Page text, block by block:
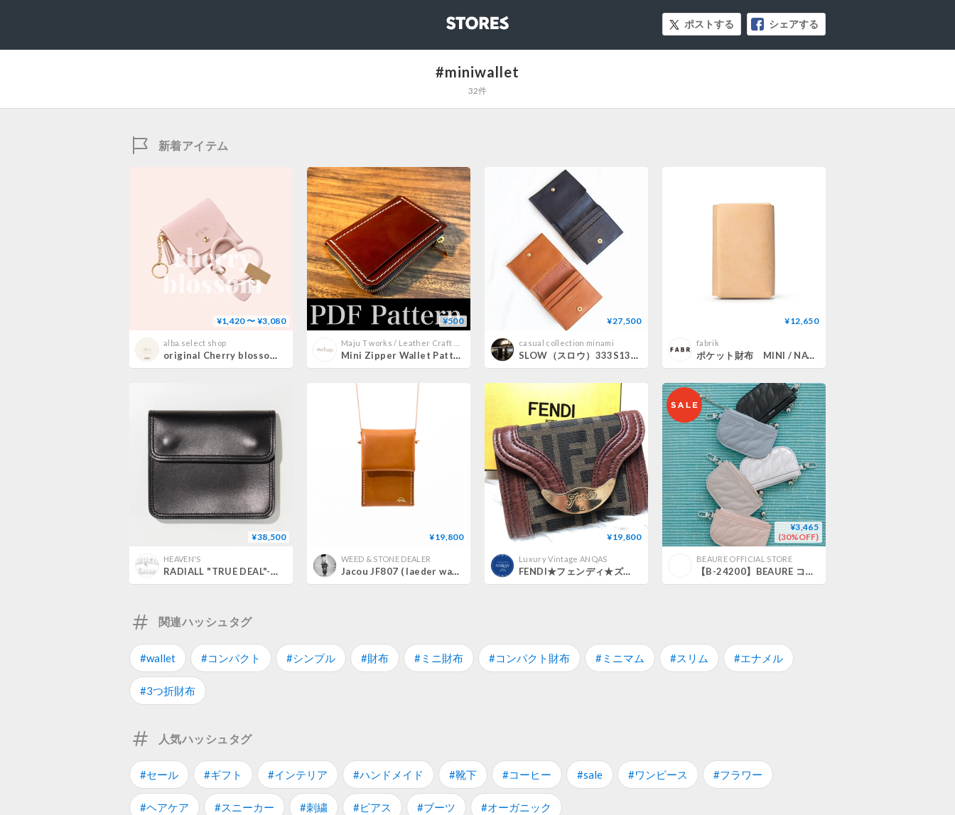
STORES ポストする シェアする
#miniwallet
32件
新着アイテム
¥1,420 〜 ¥3,080
alba.select shop
original Cherry blossom series【即納】
¥500
Mini Zipper Wallet Pattern / P-No.6
¥27,500
casual collection minami
SLOW（スロウ）333S130 bono clasp mini wallet
¥12,650
fabrik
ポケット財布 MINI / NATURAL [限定色]
¥38,500
HEAVEN'S
RADIALL "TRUE DEAL"-COMPACT TRUCKER WALLET BLACK×BLACK
¥19,800
WEED & STONE DEALER
Jacou JF807 ( laeder wallet )
¥19,800
Luxury Vintage ANQAS
FENDI★フェンディ★ズッカ★ヴィンテージ★ミニ財布★ウォレット★zucca
¥3,465
(30%OFF)
BEAURE OFFICIAL STORE
【B-24200】BEAURE コンビレザー ウエーブキルト フラグメントケース
関連ハッシュタグ
#wallet #コンパクト #シンプル #財布 #ミニ財布 #コンパクト財布 #ミニマム #スリム #エナメル
#3つ折財布
人気ハッシュタグ
#セール #ギフト #インテリア #ハンドメイド #靴下 #コーヒー #sale #ワンピース #フラワー
#ヘアケア #スニーカー #刺繍 #ピアス #ブーツ #オーガニック